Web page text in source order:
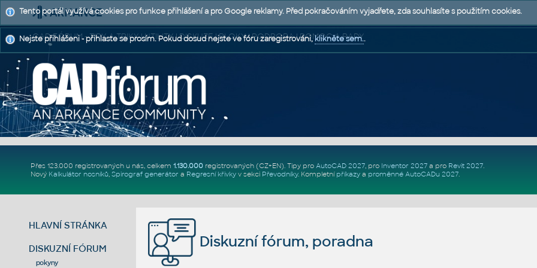
CAD FÓRUM - TIPY A TRIKY | UTILITY | DISKUZE | BLOKY | PODPORA | POMOC A RADY
Přes 123.000 registrovaných u nás, celkem 1.130.000registrovaných (CZ+EN). Tipy pro AutoCAD 2027, pro Inventor 2027a pro Revit 2027.
Nový Kalkulátor nosníků, Spirograf generátor a Regresní křivkyv sekci Převodníky. Kompletní příkazya proměnné AutoCADu 2027.
HLAVNÍ STRÁNKA
DISKUZNÍ FÓRUM
pokyny
Diskuzní fórum, poradna
Tento portál využívá cookies pro funkce přihlášení a pro Google reklamy. Před pokračováním vyjadřete, zda souhlasíte s použitím cookies.
Nejste přihlášeni - přihlaste se prosím. Pokud dosud nejste ve fóru zaregistrováni,klikněte sem..